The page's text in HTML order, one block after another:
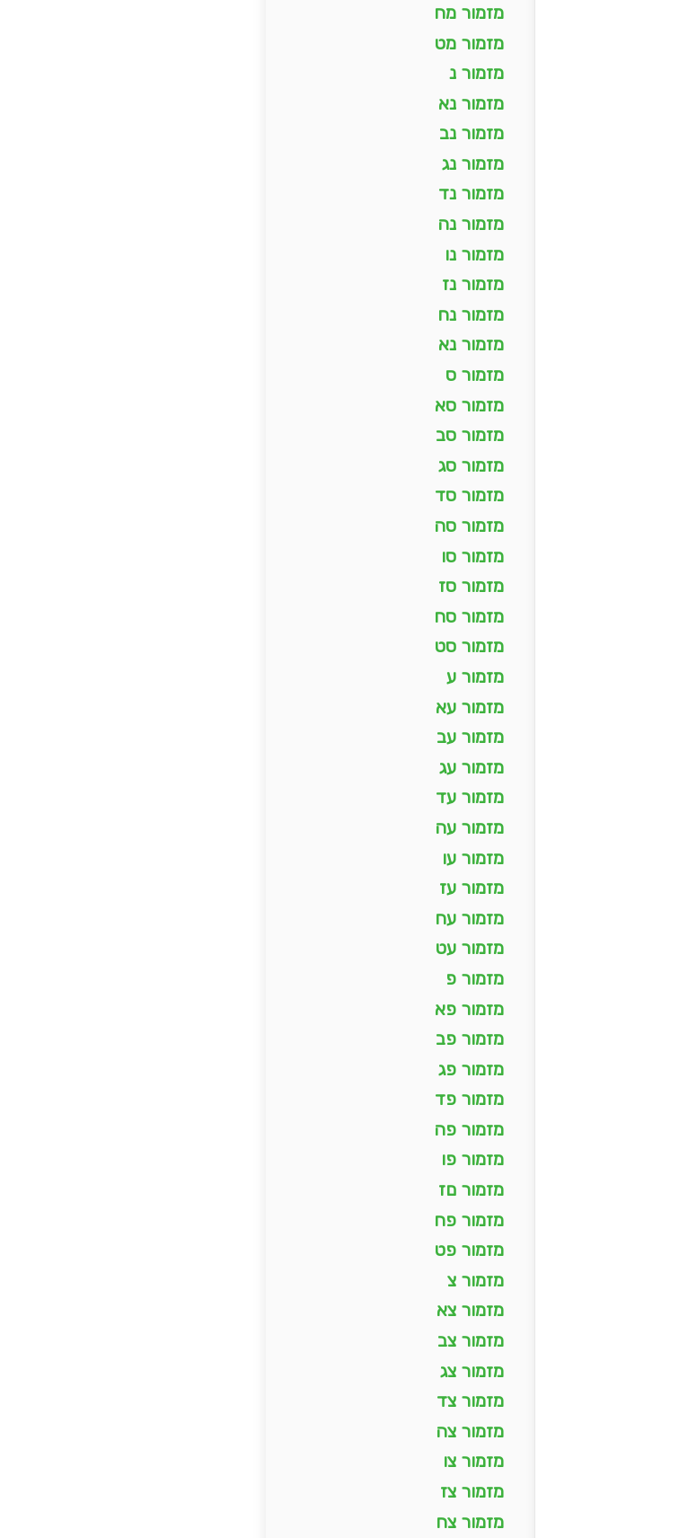
מזמור מח
מזמור מט
מזמור נ
מזמור נא
מזמור נב
מזמור נג
מזמור נד
מזמור נה
מזמור נו
מזמור נז
מזמור נח
מזמור נא
מזמור ס
מזמור סא
מזמור סב
מזמור סג
מזמור סד
מזמור סה
מזמור סו
מזמור סז
מזמור סח
מזמור סט
מזמור ע
מזמור עא
מזמור עב
מזמור עג
מזמור עד
מזמור עה
מזמור עו
מזמור עז
מזמור עח
מזמור עט
מזמור פ
מזמור פא
מזמור פב
מזמור פג
מזמור פד
מזמור פה
מזמור פו
מזמור םז
מזמור פח
מזמור פט
מזמור צ
מזמור צא
מזמור צב
מזמור צג
מזמור צד
מזמור צה
מזמור צו
מזמור צז
מזמור צח